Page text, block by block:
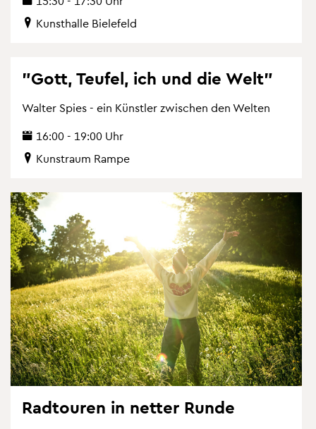
Kunst­hal­le Bie­le­feld
"Gott, Teu­fel, ich und die Welt"
Wal­ter Spies - ein Künst­ler zwi­schen den Wel­ten
16:00 - 19:00 Uhr
Kunst­raum Rampe
Rad­tou­ren in net­ter Runde